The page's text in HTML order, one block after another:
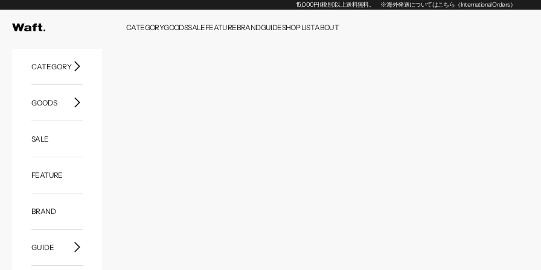
15,000円(税別)以上送料無料。 ※ 海外発送についてはこちら（International Orders）
Waft. CATEGORYGOODSSALEFEATUREBRANDGUIDESHOP LISTABOUT
CATEGORY
GOODS
SALE
FEATURE
BRAND
GUIDE